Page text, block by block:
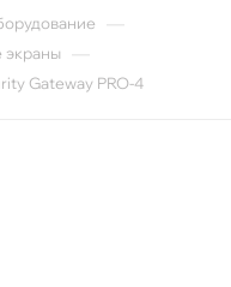
Gateway PRO-4